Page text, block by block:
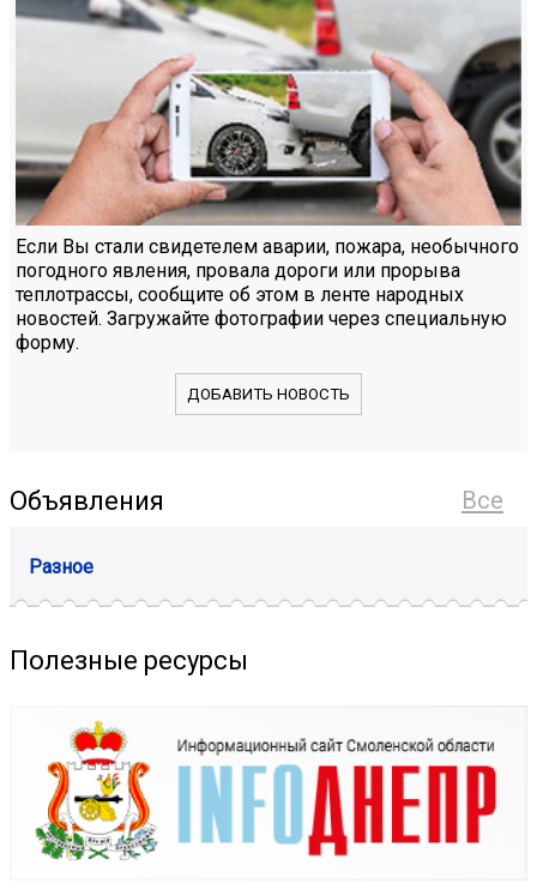
Если Вы стали свидетелем аварии, пожара, необычного
погодного явления, провала дороги или прорыва
теплотрассы, сообщите об этом в ленте народных
новостей. Загружайте фотографии через специальную
форму.
ДОБАВИТЬ НОВОСТЬ
Все
Объявления
Разное
Полезные ресурсы